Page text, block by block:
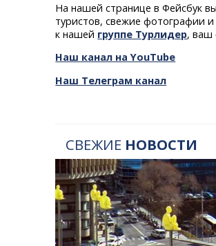
На нашей странице в Фейсбук
туристов, свежие фотографии
к нашей группе Турлидер, ваш
Наш канал на YouTube
Наш Телеграм канал
СВЕЖИЕ НОВОСТИ